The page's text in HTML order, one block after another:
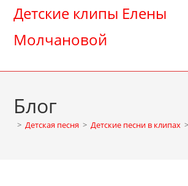
Перейти
содержимому
Детские клипы Елены
Молчановой
Блог
> Детская песня > Детские песни в клипах >